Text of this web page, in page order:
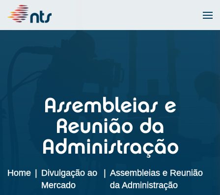
Assembleias e
Reunião da
Administração
Home | Divulgação ao
Mercado
| Assembleias e Reunião
da Administração